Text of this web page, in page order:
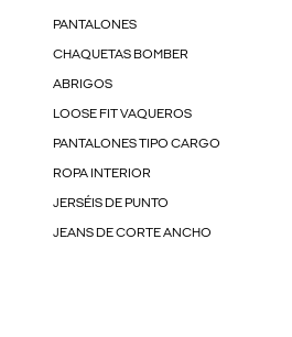
PANTALONES
CHAQUETAS BOMBER
ABRIGOS
LOOSE FIT VAQUEROS
PANTALONES TIPO CARGO
ROPA INTERIOR
JERSÉIS DE PUNTO
JEANS DE CORTE ANCHO